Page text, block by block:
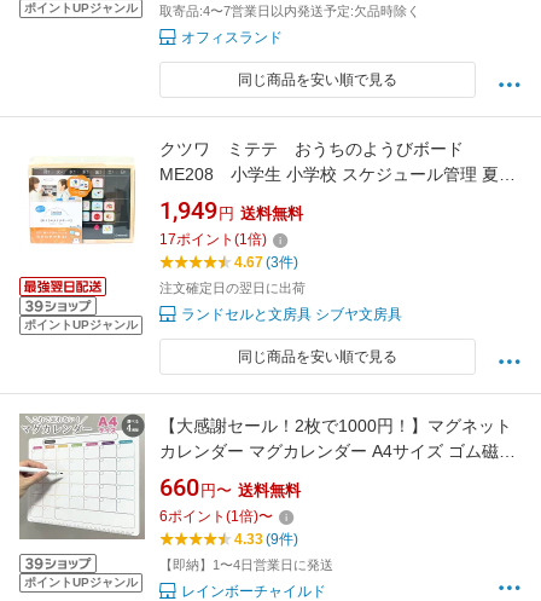
ポイントUPジャンル 取寄品:4〜7営業日以内発送予定:欠品時除く
オフィスランド
同じ商品を安い順で見る
ポイントUPジャンル
クツワ ミテテ おうちのようびボード
ME208 小学生 小学校 スケジュール管理 夏休
み 新学期 黒板風 お家 時間割り表 持ち物 入学
準備 自宅 週間予定 マグネット モチベーション
便利グッズ [M便 1/1]
1,949 円 送料無料
17ポイント (1倍)
4.67(3件)
注文確定日の翌日に出荷
ランドセルと文房具 シブヤ文房具
同じ商品を安い順で見る
ポイントUPジャンル
【大感謝セール！2枚で1000円！】マグネット
カレンダー マグカレンダー A4サイズ ゴム磁石
計画 予定表 ホワイトボード 冷蔵庫 金属玄関扉
予定管理 マグネット 計画表 月間 週間 カレンダ
ー マーカー 消せる スケジュール管理 忘れ防止
やることリスト チェッ
660 円〜 送料無料
6ポイント (1倍)〜
4.33(9件)
【即納】1〜4日営業日に発送
レインボーチャイルド